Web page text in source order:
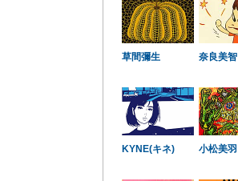
草間彌生 奈良美智
KYNE(キネ) 小松美羽